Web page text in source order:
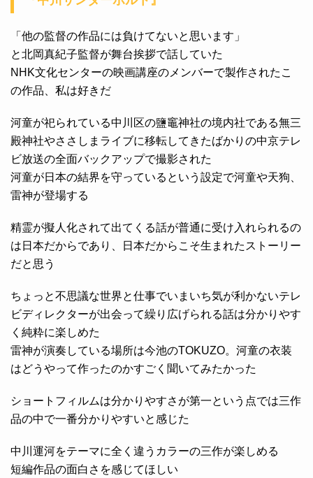
「他の監督の作品には負けてないと思います」
と北岡真紀子監督が舞台挨拶で話していた
NHK文化センターの映画講座のメンバーで製作されたこ
の作品、私は好きだ
河童が祀られている中川区の鹽竈神社の境内社である無三
殿神社やささしまライブに移転してきたばかりの中京テレ
ビ放送の全面バックアップで撮影された
河童が日本の結界を守っているという設定で河童や天狗、
雷神が登場する
精霊が擬人化されて出てくる話が普通に受け入れられるの
は日本だからであり、日本だからこそ生まれたストーリー
だと思う
ちょっと不思議な世界と仕事でいまいち気が利かないテレ
ビディレクターが出会って繰り広げられる話は分かりやす
く純粋に楽しめた
雷神が演奏している場所は今池のTOKUZO。河童の衣装
はどうやって作ったのかすごく聞いてみたかった
ショートフィルムは分かりやすさが第一という点では三作
品の中で一番分かりやすいと感じた
中川運河をテーマに全く違うカラーの三作が楽しめる
短編作品の面白さを感じてほしい